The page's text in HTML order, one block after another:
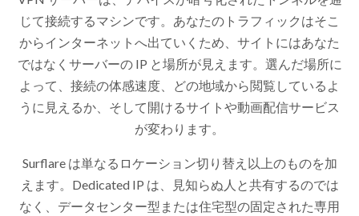
じて接続するマシンです。あなたのトラフィックはそこ
からインターネットへ出ていくため、サイトにはあなた
ではなくサーバーの IP と場所が見えます。選んだ場所に
よって、接続の体感速度、どの地域から閲覧しているよ
うに見えるか、そして開けるサイトや動画配信サービス
が変わります。
Surflare は単なるロケーション切り替え以上のものを加
えます。Dedicated IP は、見知らぬ人と共有するのでは
なく、データセンター型または住宅型の固定された専用